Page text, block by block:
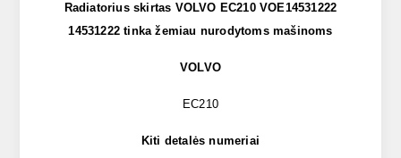
Radiatorius skirtas VOLVO EC210 VOE14531222
14531222 tinka žemiau nurodytoms mašinoms
VOLVO
EC210
Kiti detalės numeriai